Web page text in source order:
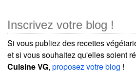
Inscrivez votre blog !
Si vous publiez des recettes
et si vous souhaitez qu'elles soient
Cuisine VG, proposez votre blog !